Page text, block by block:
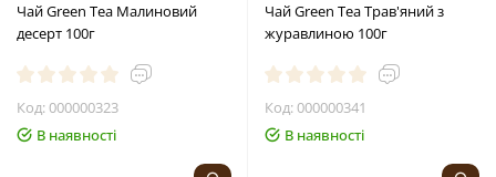
Чай Green Tea Малиновий
десерт 100г
Код: 000000323
В наявності
Чай Green Tea Трав'яний з
журавлиною 100г
Код: 000000341
В наявності